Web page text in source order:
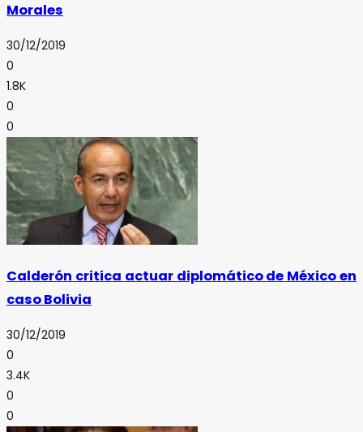
Morales
30/12/2019
0
1.8K
0
0
Calderón critica actuar diplomático de México en
caso Bolivia
30/12/2019
0
3.4K
0
0